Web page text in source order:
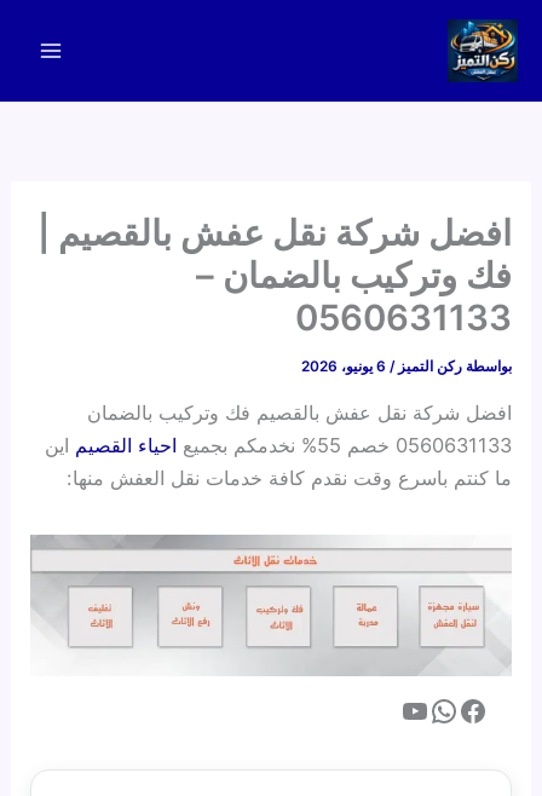
تخطي
المحتوى
افضل شركة نقل عفش بالقصيم |
فك وتركيب بالضمان –
0560631133
بواسطة ركن التميز/ 6 يونيو، 2026
افضل شركة نقل عفش بالقصيم فك وتركيب بالضمان
0560631133 خصم 55% نخدمكم بجميع
احياء القصيم اين
ما كنتم باسرع وقت نقدم كافة خدمات نقل العفش منها:
فيسبوك
واتساب
يوتيوب